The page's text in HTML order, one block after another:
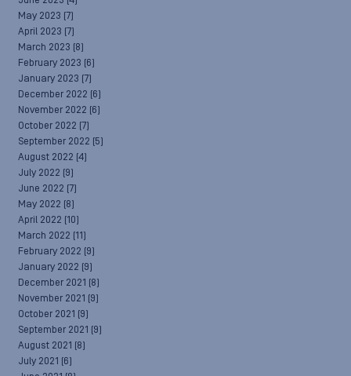
May 2023 (7)
April 2023 (7)
March 2023 (8)
February 2023 (6)
January 2023 (7)
December 2022 (6)
November 2022 (6)
October 2022 (7)
September 2022 (5)
August 2022 (4)
July 2022 (9)
June 2022 (7)
May 2022 (8)
April 2022 (10)
March 2022 (11)
February 2022 (9)
January 2022 (9)
December 2021 (8)
November 2021 (9)
October 2021 (9)
September 2021 (9)
August 2021 (8)
July 2021 (6)